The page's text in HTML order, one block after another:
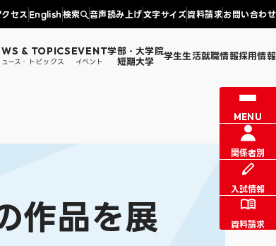
クセス English検索 音声読み上げ文字サイズ資料請求お問い合わせ
& TOPICS
ース・トピックス
EVENT
イベント
学部・大学院
短期大学 学生生活
生活支援
就職情報採用情報
MENU
関係者別
入試情報
資料請求
作品を展